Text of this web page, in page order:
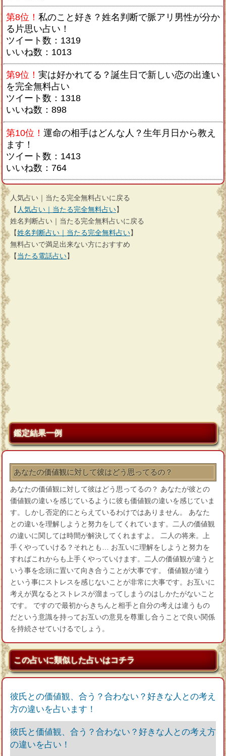
第8位！ 私のこと好き？姓名判断で脈アリ男性が分か
る片思い占い！
ツイート数：1319
いいね数：1013
第9位！ 実は好かれてる？誕生日で新しい恋の出逢い
を完全無料占い
ツイート数：1318
いいね数：898
第10位！ 運命の相手はどんな人？生年月日から教え
ます！
ツイート数：1413
いいね数：764
人気占い｜当たる完全無料占いに戻る
【 人気占い｜当たる完全無料占い】
姓名判断占い｜当たる完全無料占いに戻る
【姓名判断占い｜当たる完全無料占い】
無料占いで満足出来ない方におすすめ
【当たる電話占い】
鑑定結果一例
あなたの価値観に対して彼はどう思ってるの？
あなたの価値観に対して彼はどう思ってるの？ あなたが彼との
価値観の違いを感じているように彼も価値観の違いを感じていま
す。しかし否定的にとらえているわけではありません。 あなた
との違いを理解しようと努力をしてくれています。二人の価値観
の違いに関しては時間が解決してくれますよ。 二人の将来。上
手くやっていける？それとも… お互いに理解をしようと努力を
すればこれからも上手くやっていけます。二人の価値観が違うと
いう事を念頭に置いて向き合うことが大事です。 価値観が違う
という事にストレスを感じないことが非常に大事です。お互いに
考えが異なるとストレスが溜まってしまうのはしかたがないこと
です。 ですので最初からきちんと相手と自分の考えは違うもの
だという意識を持ってお互いの意見を尊重し合うことで良い関係
を持続させていけるでしょう。
この占いに類似した占いはコチラ
彼氏との価値観、合う？合わない？好きな人との考え
方の違いを占います！
彼氏と価値観、合う？合わない？好きな人との考え方
の違いを占い！